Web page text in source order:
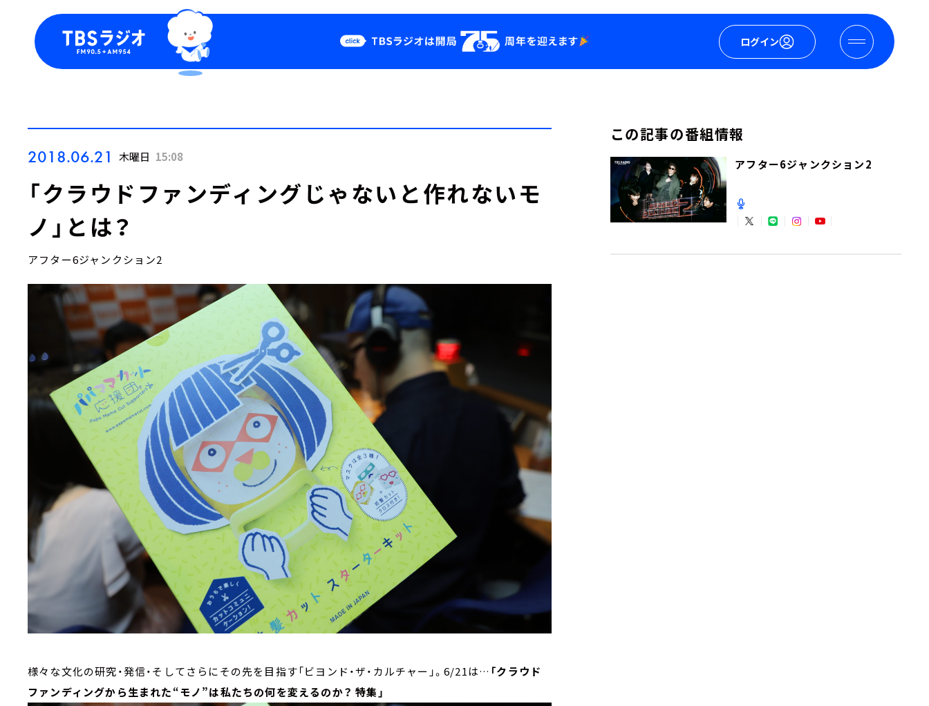
ログイン
Podcast
YouTube
2018.06.21 木曜日 15:08
「クラウドファンディングじゃないと作れないモ
ノ」とは？
アフター6ジャンクション2
様々な文化の研究・発信・そしてさらにその先を目指す「ビヨンド・ザ・カルチャー」。6/21は… 「クラウド
ファンディングから生まれた“モノ”は私たちの何を変えるのか？ 特集」
この記事の番組情報
アフター6ジャンクション2